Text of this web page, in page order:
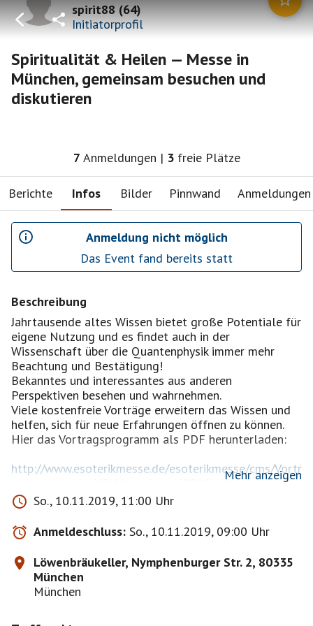
spirit88(64)
Initiatorprofil
Spiritualität & Heilen — Messe in
München, gemeinsam besuchen und
diskutieren
7 Anmeldungen | 3 freie Plätze
Berichte Infos Bilder Pinnwand Anmeldungen
Anmeldung nicht möglich
Das Event fand bereits statt
Beschreibung
Jahrtausende altes Wissen bietet große Potentiale für
eigene Nutzung und es findet auch in der
Wissenschaft über die Quantenphysik immer mehr
Beachtung und Bestätigung!
Bekanntes und interessantes aus anderen
Perspektiven besehen und wahrnehmen.
Viele kostenfreie Vorträge erweitern das Wissen und
helfen, sich für neue Erfahrungen öffnen zu können.
Hier das Vortragsprogramm als PDF herunterladen:
http://www.esoterikmesse.de/esoterikmesse/cms/Vortr
agsprogramme/VP_Muenchen_H2019.pdf
Folgendes wird u.a. geboten:
Aktivierung von Selbstheilungskräften, Astrologie,
Channeling, Chakraanaylsen, Energie- und Lichtarbeit,
Entsäuerung, Entschlackung, Familienstellen,
Geistiges Heilen, Handlesen, Horoskope, Infos über
Indigokinder, Irisdiagnose (Augenlesen),
Jenseitskontakte, Karmaanalysen, Klangmassage,
Mehr anzeigen
So., 10.11.2019, 11:00 Uhr
Anmeldeschluss: So., 10.11.2019, 09:00 Uhr
Löwenbräukeller, Nymphenburger Str. 2, 80335
München
München